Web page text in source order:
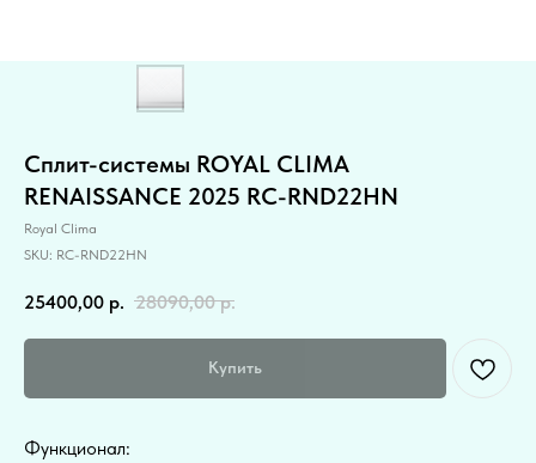
Cплит-системы ROYAL CLIMA
RENAISSANCE 2025 RC-RND22HN
Royal Clima
SKU: RC-RND22HN
25400,00 р. 28090,00 р.
Купить
Функционал: